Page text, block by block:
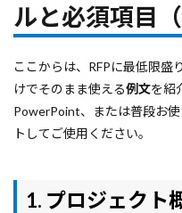
ルと必須項目
ここからは、RFPに最低限盛
けでそのまま使える例文を紹
PowerPoint、または普段お
トしてご使用ください。
1. プロジェクト